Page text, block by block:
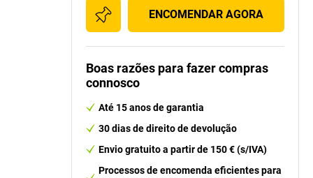
ENCOMENDAR AGORA
Boas razões para fazer compras
connosco
Até 15 anos de garantia
30 dias de direito de devolução
Envio gratuito a partir de 150 € (s/IVA)
Processos de encomenda eficientes para